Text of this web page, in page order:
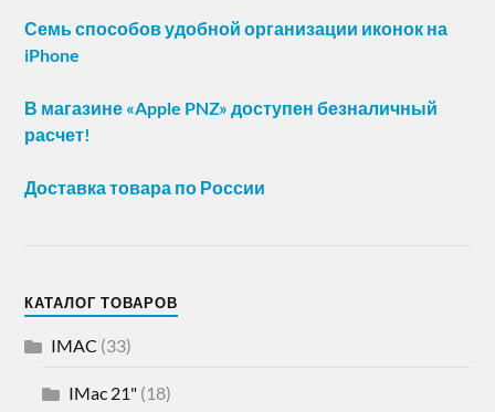
Семь способов удобной организации иконок на
iPhone
В магазине «Apple PNZ» доступен безналичный
расчет!
Доставка товара по России
КАТАЛОГ ТОВАРОВ
IMAC (33)
IMac 21" (18)